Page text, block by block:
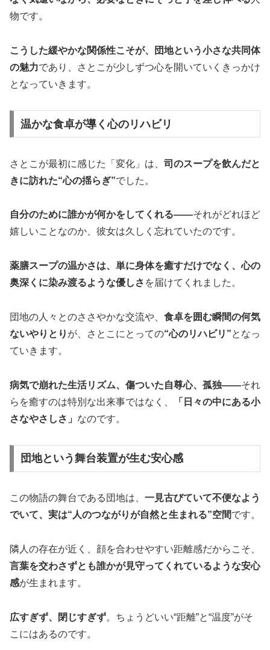
物です。
こうした緩やかな関係性こそが、団地という小さな共同体
の魅力であり、さとこが少しずつ心を開いていくきっかけ
となっていきます。
温かな食卓が導く心のリハビリ
さとこが最初に感じた「変化」は、 司のスープを飲んだと
きに訪れた“心の揺らぎ”でした。
自分のために誰かが何かをしてくれる――それがどれほど
嬉しいことなのか、彼女は久しく忘れていたのです。
薬膳スープの温かさは、単に身体を癒すだけでなく、心の
奥深くに染み渡るような優しさ を届けてくれました。
団地の人々とのささやかな交流や、 食卓を囲む瞬間の何気
ないやりとり が、さとこにとっての“心のリハビリ”となっ
ていきます。
病気で崩れた生活リズム、傷ついた自尊心、孤独――それ
らを癒すのは特別な出来事ではなく、
「日々の中にある小
さなやさしさ」 なのです。
団地という舞台装置が生む安心感
この物語の舞台である団地は、 一見古びていて不便なよう
でいて、実は“人のつながりが自然と生まれる”空間です。
隣人の存在が近く、顔を合わせやすい距離感だからこそ、
言葉を交わさずとも誰かが見守ってくれているような安心
感が生まれます。
広すぎず、閉じすぎず。ちょうどいい“距離”と“温度”がそ
こにはあるのです。